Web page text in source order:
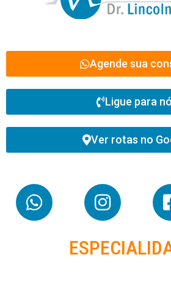
Agende sua
Ligue para
Ver rotas no